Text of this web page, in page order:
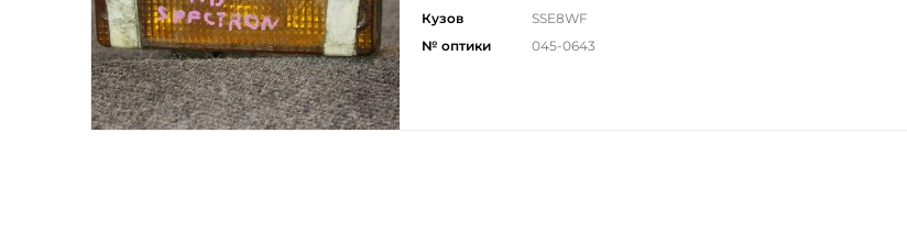
Кузов
SSE8WF
№ оптики
045-0643